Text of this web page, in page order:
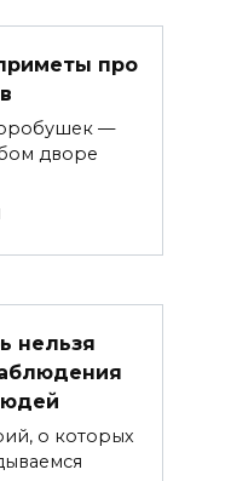
про
—
дворе
нельзя
о которых